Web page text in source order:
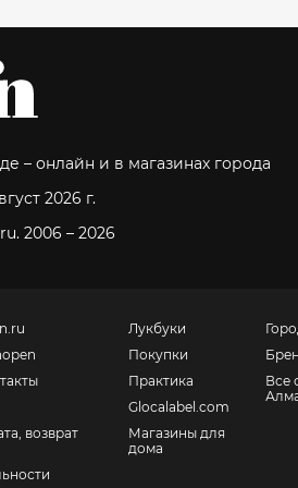
– онлайн и в магазинах города
2026 г.
2006 – 2026
возврат
Лукбуки
Покупки
Практика
Glocalabel.com
Магазины для
дома
Все